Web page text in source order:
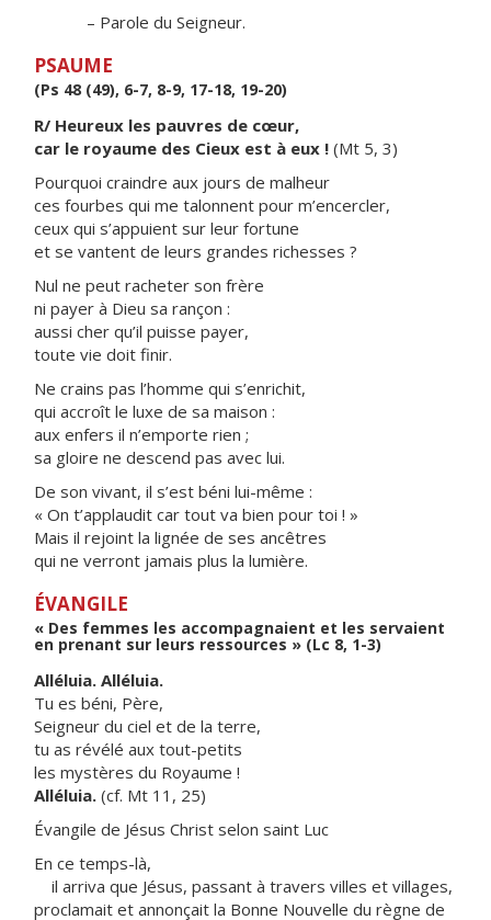
– Parole du Seigneur.
PSAUME
(Ps 48 (49), 6-7, 8-9, 17-18, 19-20)
R/ Heureux les pauvres de cœur,
car le royaume des Cieux est à eux ! (Mt 5, 3)
Pourquoi craindre aux jours de malheur
ces fourbes qui me talonnent pour m’encercler,
ceux qui s’appuient sur leur fortune
et se vantent de leurs grandes richesses ?
Nul ne peut racheter son frère
ni payer à Dieu sa rançon :
aussi cher qu’il puisse payer,
toute vie doit finir.
Ne crains pas l’homme qui s’enrichit,
qui accroît le luxe de sa maison :
aux enfers il n’emporte rien ;
sa gloire ne descend pas avec lui.
De son vivant, il s’est béni lui-même :
« On t’applaudit car tout va bien pour toi ! »
Mais il rejoint la lignée de ses ancêtres
qui ne verront jamais plus la lumière.
ÉVANGILE
« Des femmes les accompagnaient et les servaient
en prenant sur leurs ressources » (Lc 8, 1-3)
Alléluia. Alléluia.
Tu es béni, Père,
Seigneur du ciel et de la terre,
tu as révélé aux tout-petits
les mystères du Royaume !
Alléluia. (cf. Mt 11, 25)
Évangile de Jésus Christ selon saint Luc
En ce temps-là,
il arriva que Jésus, passant à travers villes et villages,
proclamait et annonçait la Bonne Nouvelle du règne de